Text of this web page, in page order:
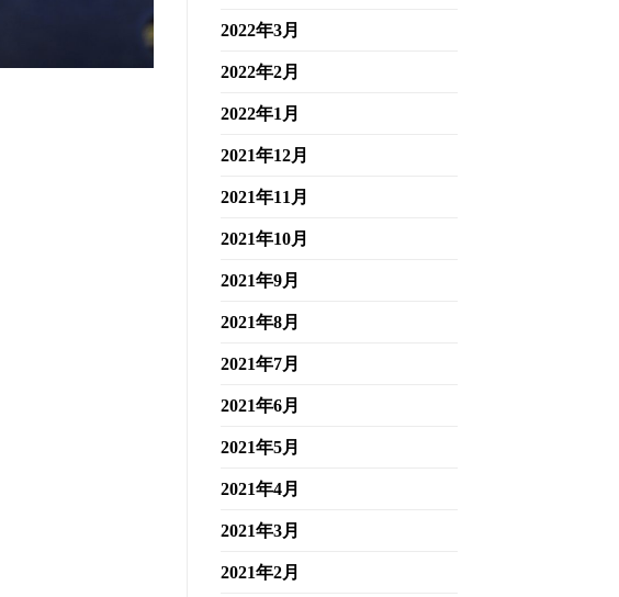
2022年3月
2022年2月
2022年1月
2021年12月
2021年11月
2021年10月
2021年9月
2021年8月
2021年7月
2021年6月
2021年5月
2021年4月
2021年3月
2021年2月